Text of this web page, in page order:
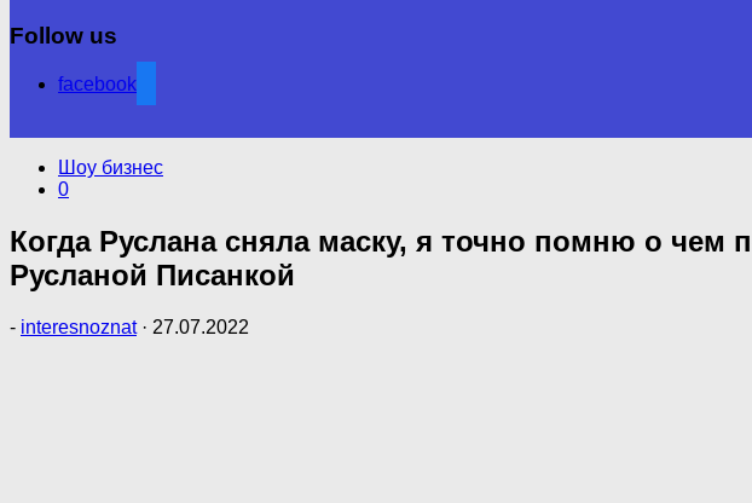
Follow us
facebook
Шоу бизнес
0
Когда Руслана сняла маску, я точно помню о чем
Русланой Писанкой
- interesnoznat · 27.07.2022